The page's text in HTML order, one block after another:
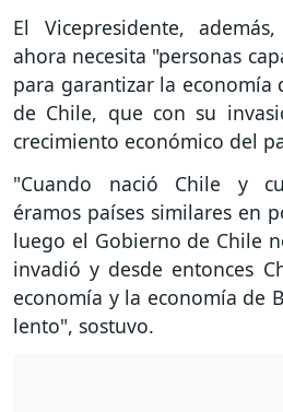
El Vicepresidente,
ahora necesita "personas
para garantizar la economía
de Chile, que con su
crecimiento económico del
"Cuando nació Chile y
éramos países similares en
luego el Gobierno de Chile
invadió y desde entonces
economía y la economía de
lento", sostuvo.